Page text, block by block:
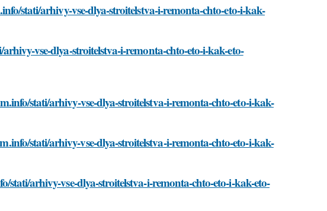
stati/arhivy-vse-dlya-stroitelstva-i-remonta-chto-eto-i-kak-
vse-dlya-stroitelstva-i-remonta-chto-eto-i-kak-eto-
stati/arhivy-vse-dlya-stroitelstva-i-remonta-chto-eto-i-kak-
stati/arhivy-vse-dlya-stroitelstva-i-remonta-chto-eto-i-kak-
stati/arhivy-vse-dlya-stroitelstva-i-remonta-chto-eto-i-kak-eto-